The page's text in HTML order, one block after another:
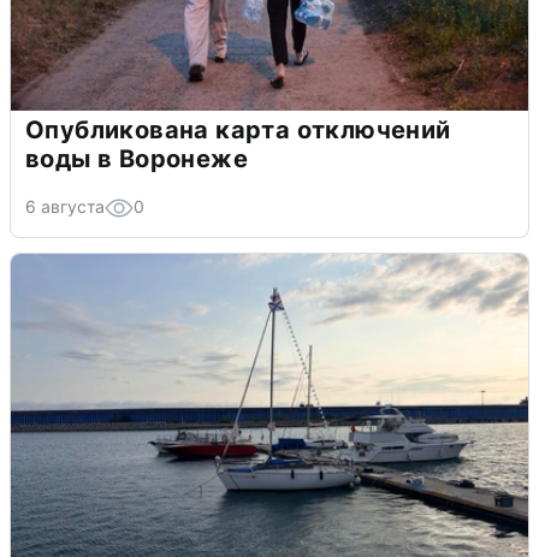
Опубликована карта отключений
воды в Воронеже
6 августа 0